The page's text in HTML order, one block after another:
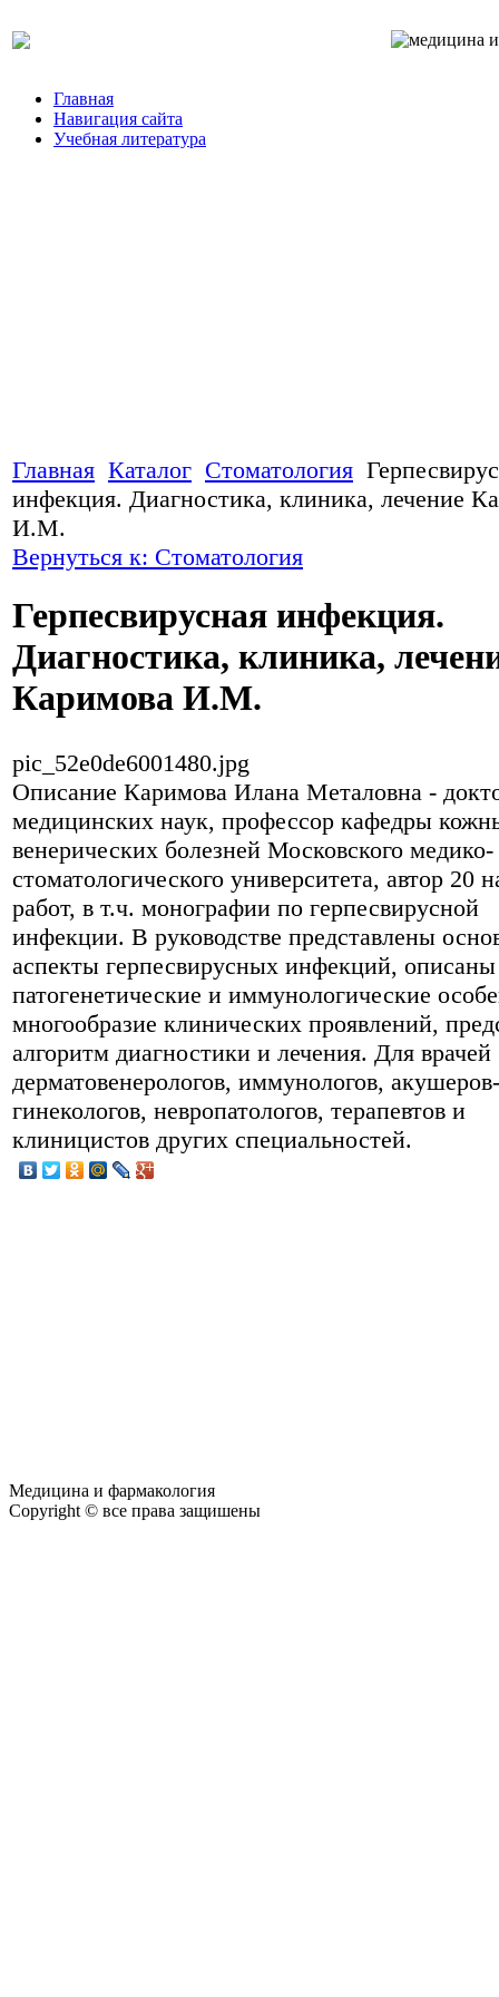
Главная
Навигация сайта
Учебная литература
Главная Каталог Стоматология
инфекция. Диагностика, клиника, лечение
И.М.
Вернуться к: Стоматология
Герпесвирусная инфекция.
Диагностика, клиника,
Каримова И.М.
pic_52e0de6001480.jpg
Описание Каримова Илана Металовна -
медицинских наук, профессор кафедры
венерических болезней Московского медико-
стоматологического университета, автор 20
работ, в т.ч. монографии по герпесвирусной
инфекции. В руководстве представлены
аспекты герпесвирусных инфекций, описаны
патогенетические и иммунологические
многообразие клинических проявлений,
алгоритм диагностики и лечения. Для врачей
дерматовенерологов, иммунологов, акушеров-
гинекологов, невропатологов, терапевтов и
клиницистов других специальностей.
Медицина и фармакология
Copyright © все права защишены